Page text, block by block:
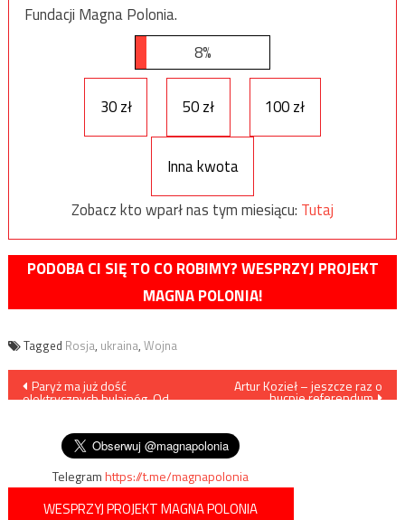
Fundacji Magna Polonia.
8%
30 zł 50 zł 100 zł
Inna kwota
Zobacz kto wparł nas tym miesiącu: Tutaj
PODOBA CI SIĘ TO CO ROBIMY? WESPRZYJ PROJEKT
MAGNA POLONIA!
Tagged Rosja, ukraina, Wojna
Nawigacja
Paryż ma już dość
elektrycznych hulajnóg. Od
Artur Kozieł – jeszcze raz o
hucpie referendum
Telegramhttps://t.me/magnapolonia
WESPRZYJ PROJEKT MAGNA POLONIA